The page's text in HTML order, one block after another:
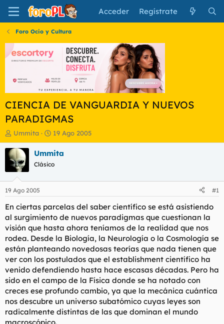
Acceder Regístrate
Foro Ocio y Cultura
CIENCIA DE VANGUARDIA Y NUEVOS
PARADIGMAS
I
n
i
c
i
a
d
o
r
e
l
t
e
m
a
Ummita
F
e
c
a
i
n
c
i
o
19 Ago 2005
Ummita
Clásico
19 Ago 2005 #1
En ciertas parcelas del saber científico se está asistiendo
al surgimiento de nuevos paradigmas que cuestionan la
visión que hasta ahora teníamos de la realidad que nos
rodea. Desde la Biología, la Neurología o la Cosmología se
están planteando novedosas teorías que nada tienen que
ver con los postulados que el establishment científico ha
venido defendiendo hasta hace escasas décadas. Pero ha
sido en el campo de la Física donde se ha notado con
creces ese profundo cambio, ya que la mecánica cuántica
nos descubre un universo subatómico cuyas leyes son
radicalmente distintas de las que dominan el mundo
macroscópico.